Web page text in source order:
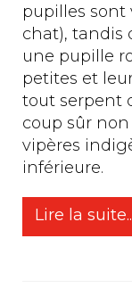
pupilles sont
chat), tandis
une pupille
petites et
tout serpent
coup sûr
vipères
inférieure.
Lire la